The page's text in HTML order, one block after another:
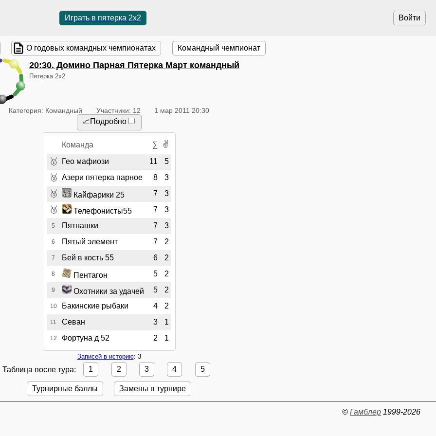
Войти
Играть в пятерка 2x2
О годовых командных чемпионатах Командный чемпионат
20:30. Домино Парная Пятерка Март командный
Пятерка 2x2
Категория: Командный Участники: 12 1 мар 2011 20:30
📈Подробно
Команда ∑ ✌
🥇 Гео мафиози 11 5
🥈 Азери пятерка парное 8 3
🥉 Кайфарики 25 7 3
🥉 Телефонисты55 7 3
5 Пятнашки 7 3
6 Пятый элемент 7 2
7 Бей в кость 55 6 2
8 Пентагон 5 2
9 Охотники за удачей 5 2
10 Бакинские рыбаки 4 2
11 Севан 3 1
12 Фортуна д 52 2 1
Записей в историю: 3
Таблица после тура: 1 2 3 4 5
Турнирные баллы Замены в турнире
©Гамблер 1999-2026